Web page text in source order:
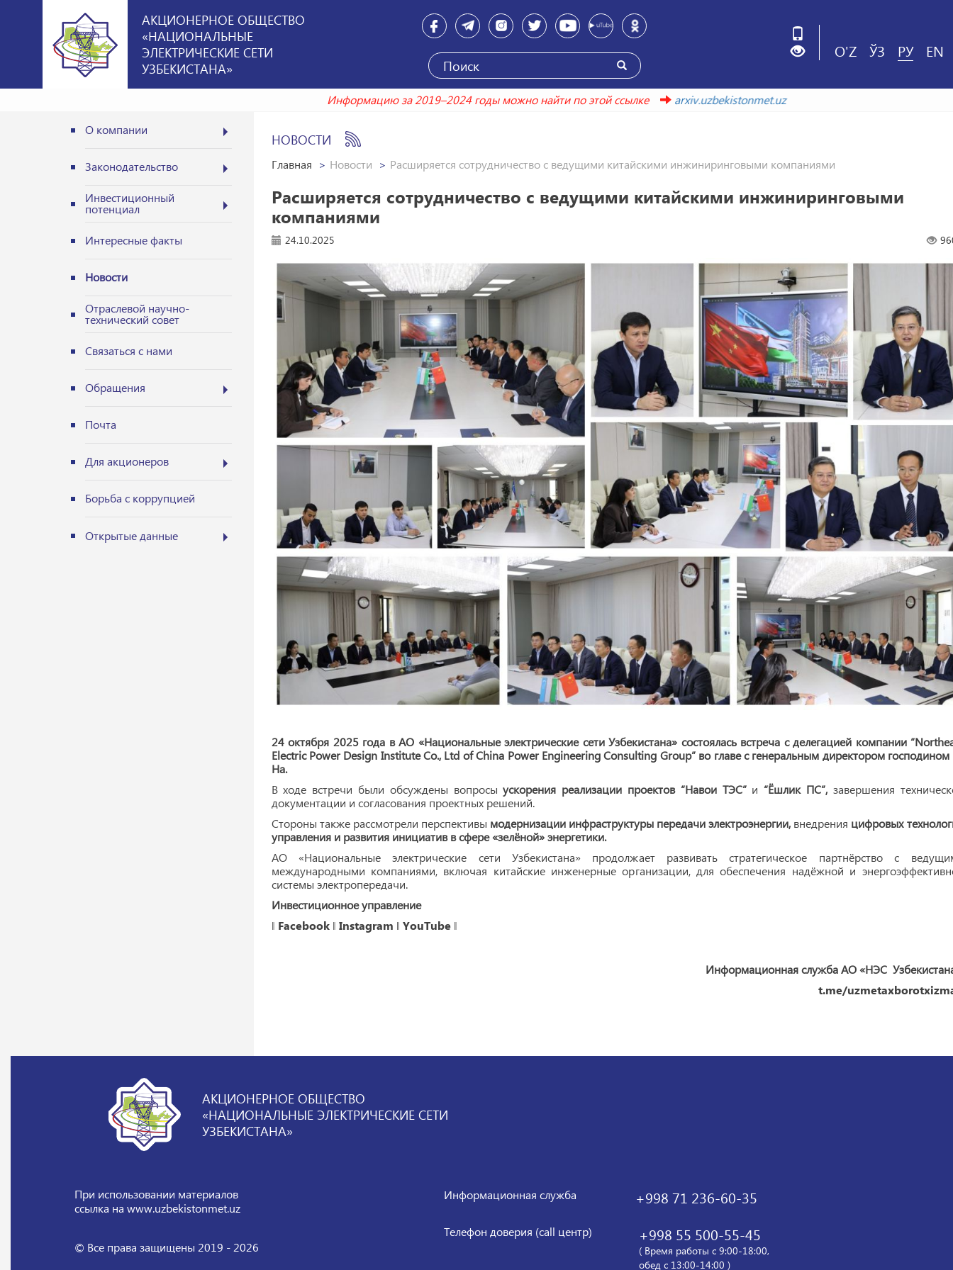
АКЦИОНЕРНОЕ ОБЩЕСТВО
«НАЦИОНАЛЬНЫЕ
ЭЛЕКТРИЧЕСКИЕ СЕТИ
УЗБЕКИСТАНА»
O'Z ЎЗ РУ EN
Информацию за 2019–2024 годы можно найти по этой ссылке
arxiv.uzbekistonmet.uz
О компании
Законодательство
Инвестиционный
потенциал
Интересные факты
Новости
Отраслевой научно-
технический совет
Связаться с нами
Обращения
Почта
Для акционеров
Борьба с коррупцией
Открытые данные
НОВОСТИ
Главная Новости Расширяется сотрудничество с ведущими китайскими инжиниринговыми компаниями
Расширяется сотрудничество с ведущими китайскими инжиниринговыми
компаниями
24.10.2025
24 октября 2025 года в АО «Национальные электрические сети Узбекистана» состоялась встреча с делегацией компании
Electric Power Design Institute Co., Ltd of China Power Engineering Consulting Group” во главе с генеральным директором
Ha.
В ходе встречи были обсуждены вопросы ускорения реализации проектов “Навои ТЭС”и“Ёшлик ПС”, завершения
документации и согласования проектных решений.
Стороны также рассмотрели перспективы модернизации инфраструктуры передачи электроэнергии, внедрения цифровых
управления и развития инициатив в сфере «зелёной» энергетики.
АО «Национальные электрические сети Узбекистана» продолжает развивать стратегическое партнёрство с
международными компаниями, включая китайские инженерные организации, для обеспечения надёжной и
системы электропередачи.
Инвестиционное управление
‖ Facebook‖ Instagram ‖ YouTube‖
Информационная служба АО «НЭС
t.me/
АКЦИОНЕРНОЕ ОБЩЕСТВО
«НАЦИОНАЛЬНЫЕ ЭЛЕКТРИЧЕСКИЕ СЕТИ
УЗБЕКИСТАНА»
При использовании материалов
ссылка на www.uzbekistonmet.uz
© Все права защищены 2019 - 2026
Информационная служба +998 71 236-60-35
Телефон доверия (call центр) +998 55 500-55-45
( Время работы с 9:00-18:00,
обед с 13:00-14:00 )